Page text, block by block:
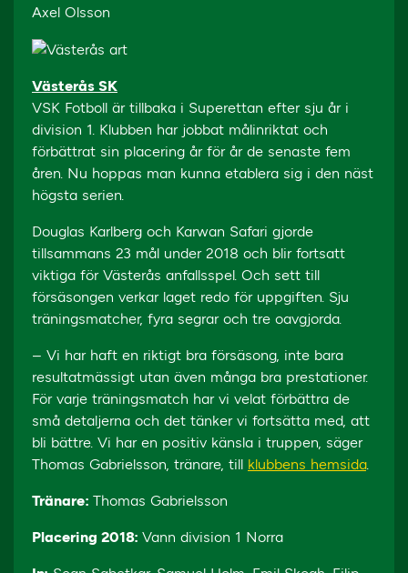
Axel Olsson
Västerås SK
VSK Fotboll är tillbaka i Superettan efter sju år i
division 1. Klubben har jobbat målinriktat och
förbättrat sin placering år för år de senaste fem
åren. Nu hoppas man kunna etablera sig i den näst
högsta serien.
Douglas Karlberg och Karwan Safari gjorde
tillsammans 23 mål under 2018 och blir fortsatt
viktiga för Västerås anfallsspel. Och sett till
försäsongen verkar laget redo för uppgiften. Sju
träningsmatcher, fyra segrar och tre oavgjorda.
– Vi har haft en riktigt bra försäsong, inte bara
resultatmässigt utan även många bra prestationer.
För varje träningsmatch har vi velat förbättra de
små detaljerna och det tänker vi fortsätta med, att
bli bättre. Vi har en positiv känsla i truppen, säger
Thomas Gabrielsson, tränare, till klubbens hemsida.
Tränare: Thomas Gabrielsson
Placering 2018: Vann division 1 Norra